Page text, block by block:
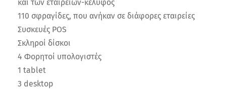
και των εταιρειών-κέλυφος
110 σφραγίδες, που ανήκαν σε διάφορες εταιρείες
Συσκευές POS
Σκληροί δίσκοι
4 Φορητοί υπολογιστές
1 tablet
3 desktop